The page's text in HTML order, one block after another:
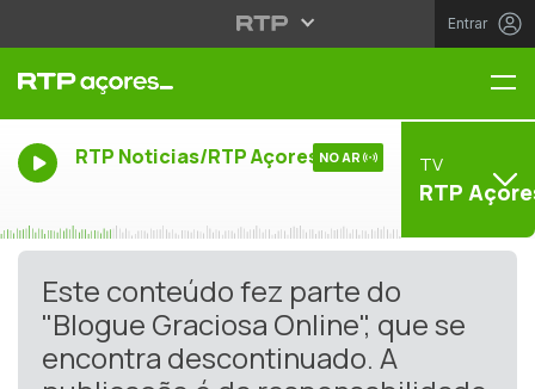
Entrar
RTP Noticias/RTP Açores NO AR TV
RTP
Este conteúdo fez parte do
"Blogue Graciosa Online", que se
encontra descontinuado. A